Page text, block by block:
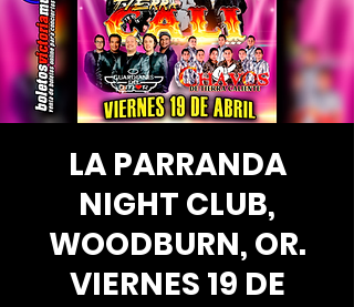
LA PARRANDA
NIGHT CLUB,
WOODBURN, OR.
VIERNES 19 DE